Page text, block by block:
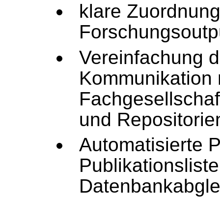
klare
Vereinfachung
Kommunikation
und
Automatisierte